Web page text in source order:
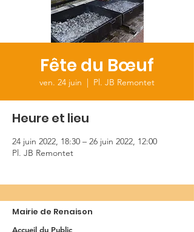
Fête du Bœuf
ven. 24 juin
  |
Pl. JB Remontet
Heure et lieu
24 juin 2022, 18:30 – 26 juin 2022, 12:00
Pl. JB Remontet
Mairie de Renaison
Accueil du Public